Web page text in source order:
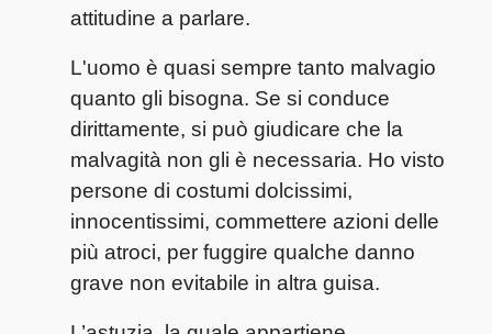
attitudine a parlare.
L'uomo è quasi sempre tanto malvagio
quanto gli bisogna. Se si conduce
dirittamente, si può giudicare che la
malvagità non gli è necessaria. Ho visto
persone di costumi dolcissimi,
innocentissimi, commettere azioni delle
più atroci, per fuggire qualche danno
grave non evitabile in altra guisa.